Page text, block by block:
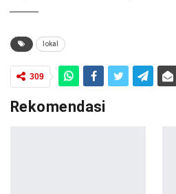
lokal
309
Rekomendasi